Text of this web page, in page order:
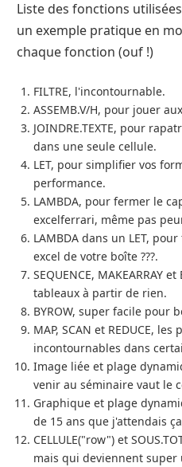
Liste des fonctions
un exemple pratique en
chaque fonction (ouf !)
FILTRE, l'incontournable.
ASSEMB.V/H, pour jouer
JOINDRE.TEXTE, pour
dans une seule cellule.
LET, pour simplifier vos
performance.
LAMBDA, pour fermer le
excelferrari, même pas
LAMBDA dans un LET,
excel de votre boîte ???.
SEQUENCE, MAKEARRAY
tableaux à partir de rien.
BYROW, super facile pour
MAP, SCAN et REDUCE,
incontournables dans
Image liée et plage
venir au séminaire vaut le
Graphique et plage
de 15 ans que j'attendais
CELLULE("row") et
mais qui deviennent super